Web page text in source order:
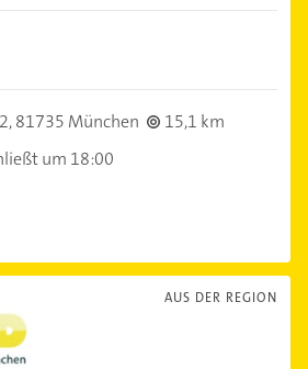
81735 München
15,1 km
um 18:00
AUS DER REGION